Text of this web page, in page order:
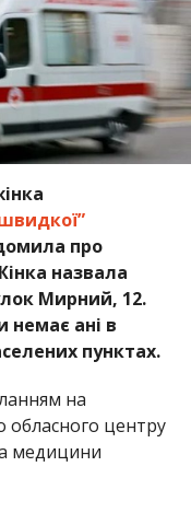
про
назвала
Мирний, 12.
немає ані в
пунктах.
на
обласного центру
медицини